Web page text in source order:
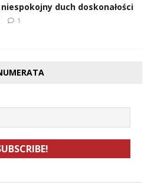
duch doskonałości
1